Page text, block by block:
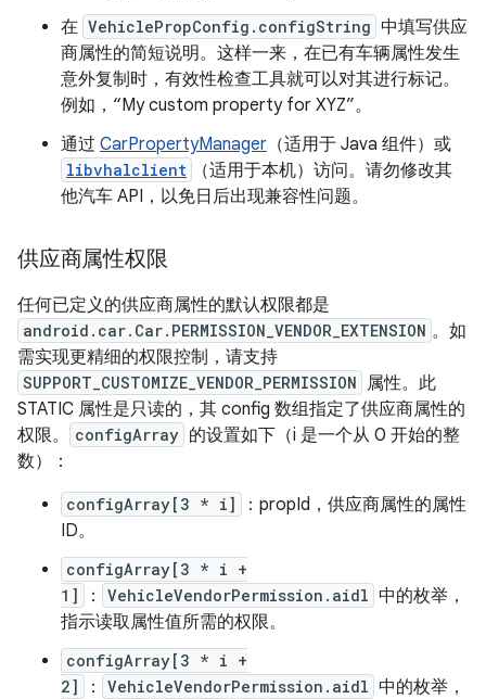
在 VehiclePropConfig.configString 中填写供应
商属性的简短说明。这样一来，在已有车辆属性发生
意外复制时，有效性检查工具就可以对其进行标记。
例如，“My custom property for XYZ”。
通过 CarPropertyManager （适用于 Java 组件）或
libvhalclient
（适用于本机）访问。请勿修改其
他汽车 API，以免日后出现兼容性问题。
供应商属性权限
任何已定义的供应商属性的默认权限都是
android.car.Car.PERMISSION_VENDOR_EXTENSION 。如
需实现更精细的权限控制，请支持
SUPPORT_CUSTOMIZE_VENDOR_PERMISSION 属性。此
STATIC 属性是只读的，其 config 数组指定了供应商属性的
权限。
configArray 的设置如下（i 是一个从 0 开始的整
数）：
configArray[3 * i]
：propId，供应商属性的属性
ID。
configArray[3 * i +
1]
： VehicleVendorPermission.aidl 中的枚举，
指示读取属性值所需的权限。
configArray[3 * i +
2]
： VehicleVendorPermission.aidl 中的枚举，